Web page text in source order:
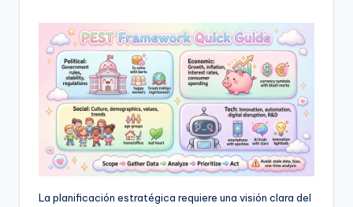
La planificación estratégica requiere una visión clara del